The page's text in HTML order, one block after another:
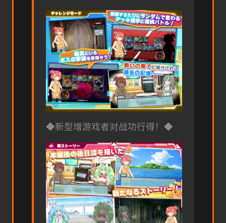
◆新型增游戏者对战功行得！◆